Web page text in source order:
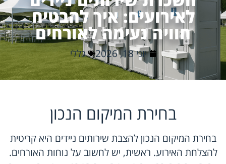
לאירועים: איך להבטיח
חוויה נעימה לאורחים
יוני 18, 2026 כללי
בחירת המיקום הנכון
בחירת המיקום הנכון להצבת שירותים ניידים היא קריטית
להצלחת האירוע. ראשית, יש לחשוב על נוחות האורחים.